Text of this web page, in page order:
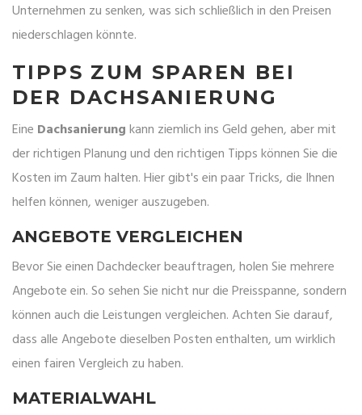
Unternehmen zu senken, was sich schließlich in den Preisen
niederschlagen könnte.
TIPPS ZUM SPAREN BEI
DER DACHSANIERUNG
Eine Dachsanierungkann ziemlich ins Geld gehen, aber mit
der richtigen Planung und den richtigen Tipps können Sie die
Kosten im Zaum halten. Hier gibt's ein paar Tricks, die Ihnen
helfen können, weniger auszugeben.
ANGEBOTE VERGLEICHEN
Bevor Sie einen Dachdecker beauftragen, holen Sie mehrere
Angebote ein. So sehen Sie nicht nur die Preisspanne, sondern
können auch die Leistungen vergleichen. Achten Sie darauf,
dass alle Angebote dieselben Posten enthalten, um wirklich
einen fairen Vergleich zu haben.
MATERIALWAHL